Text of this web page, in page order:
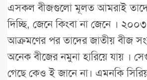
এসকল বীজগুলো মূলত আমরাই
দিচ্ছি, জেনে কিংবা না জেনে ।
আক্রমণের পর তাদের জাতীয় বীজ
অনেক বীজের নমুনা হারিয়ে যায় ।
গেছে কেও ই জানে না। এমনকি